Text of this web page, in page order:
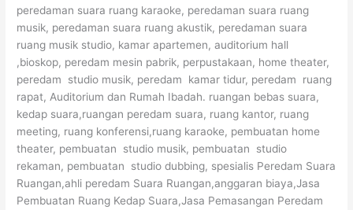
peredaman suara ruang karaoke, peredaman suara ruang
musik, peredaman suara ruang akustik, peredaman suara
ruang musik studio, kamar apartemen, auditorium hall
,bioskop, peredam mesin pabrik, perpustakaan, home theater,
peredam studio musik, peredam kamar tidur, peredam ruang
rapat, Auditorium dan Rumah Ibadah. ruangan bebas suara,
kedap suara,ruangan peredam suara, ruang kantor, ruang
meeting, ruang konferensi,ruang karaoke, pembuatan home
theater, pembuatan studio musik, pembuatan studio
rekaman, pembuatan studio dubbing, spesialis Peredam Suara
Ruangan,ahli peredam Suara Ruangan,anggaran biaya,Jasa
Pembuatan Ruang Kedap Suara,Jasa Pemasangan Peredam